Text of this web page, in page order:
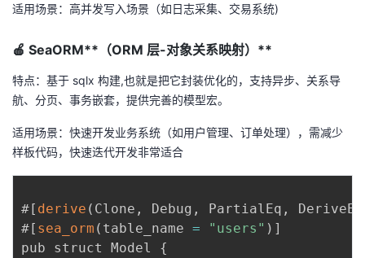
课
的
证
我
实
的
技
术
持
的
云
建
适用场景：高并发写入场景（如日志采集、交易系统)
🍎 SeaORM**（ORM 层-对象关系映射）**
特点：基于 sqlx 构建,也就是把它封装优化的，支持异步、关系导
航、分页、事务嵌套，提供完善的模型宏。
适用场景：快速开发业务系统（如用户管理、订单处理），需减少
样板代码，快速迭代开发非常适合
#[ derive ( Clone , Debug , PartialEq ,
#[ sea_orm ( table_name = "users" ) ]
pub struct Model {